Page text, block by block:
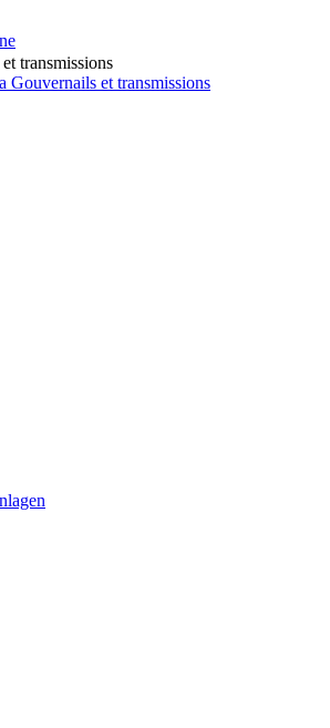
transmissions
Gouvernails et transmissions